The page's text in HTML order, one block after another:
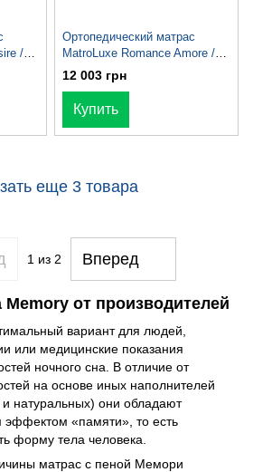
/
Ортопедический матрас
MatroLuxe Romance Amore /
Амор
12 003 грн
Купить
еще 3 товара
1из 2 Вперед
от производителей
вариант для людей,
или медицинские показания
ночного сна. В отличие от
на основе иных наполнителей
и натуральных) они обладают
«памяти», то есть
форму тела человека.
матрас с пеной Мемори